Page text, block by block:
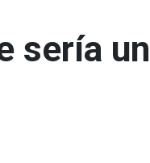
sería